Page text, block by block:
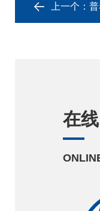
上一个：
在